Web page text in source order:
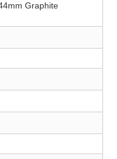
Graphite